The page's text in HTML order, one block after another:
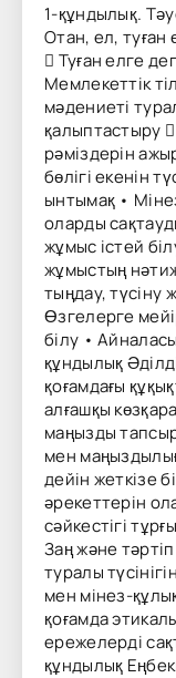
1-құндылық.
Отан, ел, туған
 Туған елге
Мемлекеттік
мәдениеті
қалыптастыру
рәміздерін
бөлігі екенін
ынтымақ •
оларды
жұмыс істей
жұмыстың
тыңдау, түсіну
Өзгелерге
білу •
құндылық
қоғамдағы
алғашқы
маңызды
мен
дейін жеткізе
әрекеттерін
сәйкестігі
Заң және
туралы
мен мінез-
қоғамда
ережелерді
құндылық